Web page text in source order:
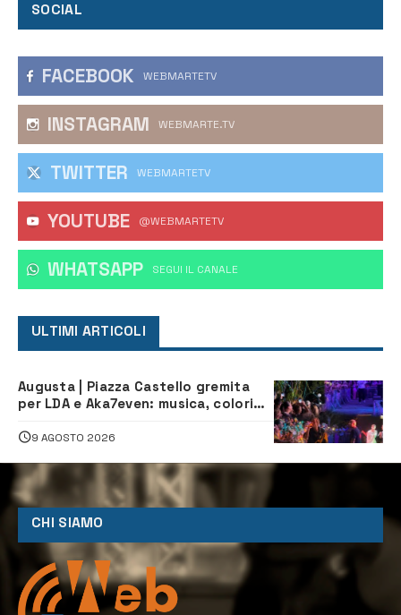
SOCIAL
FACEBOOK WEBMARTETV
INSTAGRAM WEBMARTE.TV
TWITTER WEBMARTETV
YOUTUBE @WEBMARTETV
WHATSAPP ‎SEGUI IL CANALE
ULTIMI ARTICOLI
Augusta | Piazza Castello gremita
per LDA e Aka7even: musica, colori
9 AGOSTO 2026
CHI SIAMO